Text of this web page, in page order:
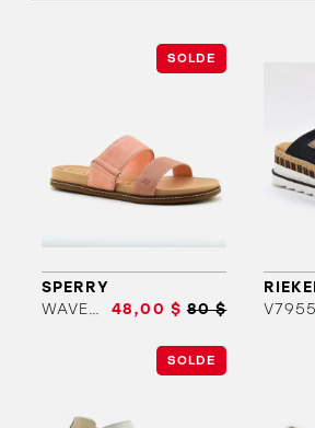
ORTHÈSES SOLDES
SOLDE
SPERRY
WAVESLIDE PLUSHWAVE
48,00 $ 80 $
V7955
SOLDE